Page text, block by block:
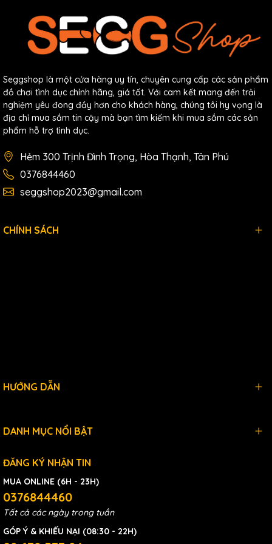
Seggshop là một cửa hàng uy tín, chuyên cung cấp các sản phẩm
đồ chơi tình dục chính hãng, giá tốt. Với cam kết mang đến trải
nghiệm yêu đong đầy hơn cho khách hàng, chúng tôi hy vọng là
địa chỉ mua sắm tin cậy mà bạn tìm kiếm khi mua sắm các sản
phẩm hỗ trợ tình dục.
Hẻm 300 Trịnh Đình Trọng, Hòa Thạnh, Tân Phú
0376844460
seggshop2023@gmail.com
CHÍNH SÁCH
HƯỚNG DẪN
DANH MỤC NỔI BẬT
ĐĂNG KÝ NHẬN TIN
MUA ONLINE (6H - 23H)
0376844460
Tất cả các ngày trong tuần
GÓP Ý & KHIẾU NẠI (08:30 - 22H)